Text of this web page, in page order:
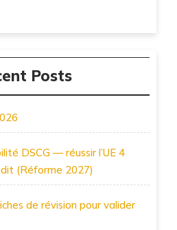
Posts
DSCG — réussir l’UE 4
(Réforme 2027)
de révision pour valider